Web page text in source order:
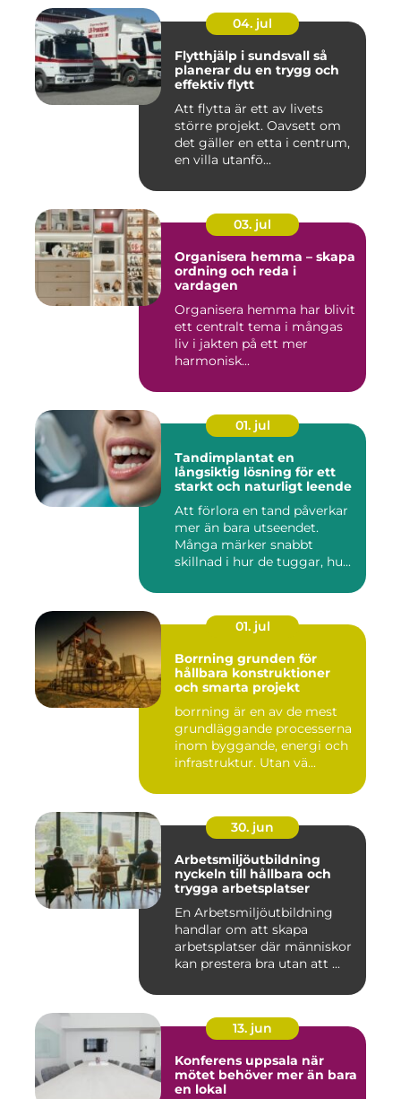
04. jul
Flytthjälp i sundsvall så
planerar du en trygg och
effektiv flytt
Att flytta är ett av livets
större projekt. Oavsett om
det gäller en etta i centrum,
en villa utanfö...
03. jul
Organisera hemma – skapa
ordning och reda i
vardagen
Organisera hemma har blivit
ett centralt tema i mångas
liv i jakten på ett mer
harmonisk...
01. jul
Tandimplantat en
långsiktig lösning för ett
starkt och naturligt leende
Att förlora en tand påverkar
mer än bara utseendet.
Många märker snabbt
skillnad i hur de tuggar, hu...
01. jul
Borrning grunden för
hållbara konstruktioner
och smarta projekt
borrning är en av de mest
grundläggande processerna
inom byggande, energi och
infrastruktur. Utan vä...
30. jun
Arbetsmiljöutbildning
nyckeln till hållbara och
trygga arbetsplatser
En Arbetsmiljöutbildning
handlar om att skapa
arbetsplatser där människor
kan prestera bra utan att ...
13. jun
Konferens uppsala när
mötet behöver mer än bara
en lokal